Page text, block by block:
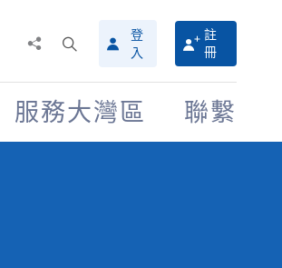
搜
尋
介
面
登
入
註
冊
服務大灣區 聯繫